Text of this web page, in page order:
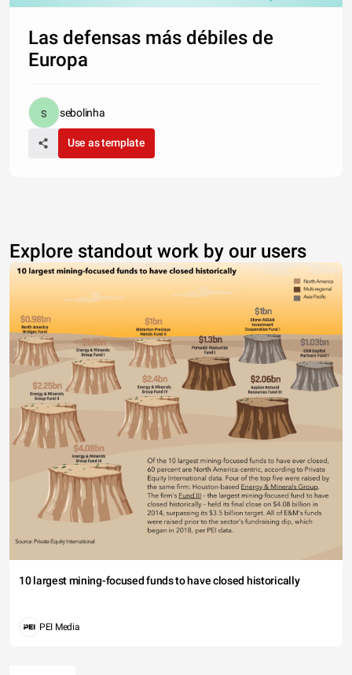
Las defensas más débiles de
Europa
sebolinha
Use as template
Explore standout work by our users
10 largest mining-focused funds to have closed historically
PEI Media